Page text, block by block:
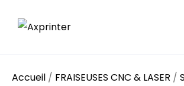
Accueil / FRAISEUSES CNC & LASER /